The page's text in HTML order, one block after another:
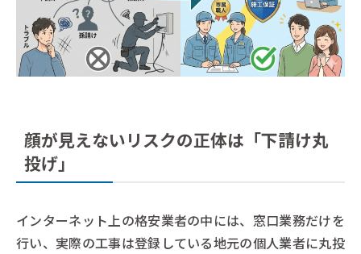
顔が見えないリスクの正体は「下請け丸
投げ」
インターネット上の格安業者の中には、窓口業務だけを
行い、実際の工事は登録している地元の個人業者に丸投